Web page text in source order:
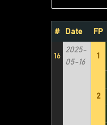
# Date FP
16
2025-
05-16
1
2